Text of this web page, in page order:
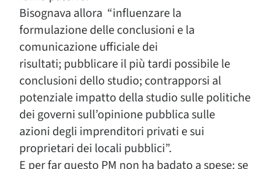
Bisognava allora “influenzare la
formulazione delle conclusioni e la
comunicazione ufficiale dei
risultati; pubblicare il più tardi possibile le
conclusioni dello studio; contrapporsi al
potenziale impatto della studio sulle politiche
dei governi sull’opinione pubblica sulle
azioni degli imprenditori privati e sui
proprietari dei locali pubblici”.
E per far questo PM non ha badato a spese: se